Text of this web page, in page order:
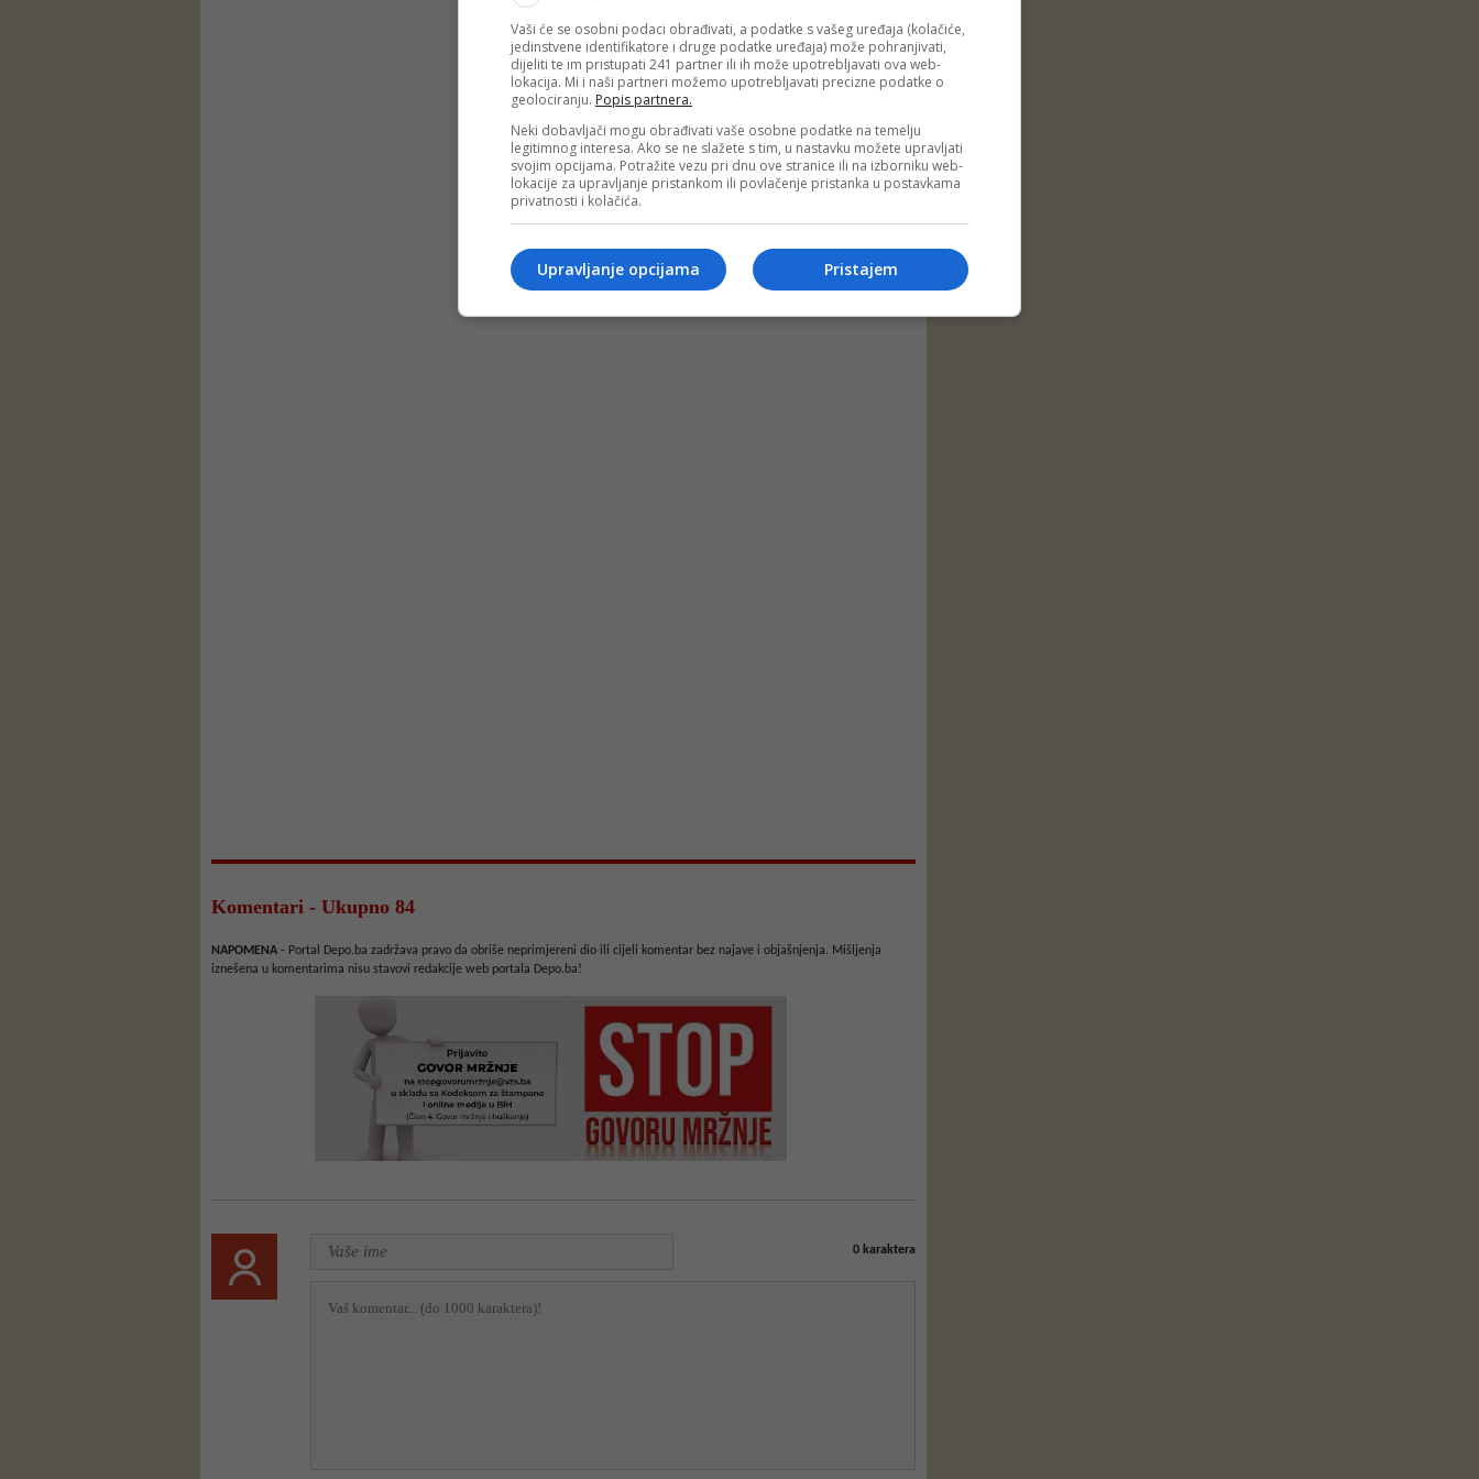
Komentari - Ukupno 84
NAPOMENA - Portal Depo.ba zadržava pravo da obriše neprimjereni dio ili cijeli komentar bez najave i objašnjenja. Mišljenja
iznešena u komentarima nisu stavovi redakcije web portala Depo.ba!
0karaktera
Vaši će se osobni podaci obrađivati, a podatke s vašeg uređaja (kolačiće,
jedinstvene identifikatore i druge podatke uređaja) može pohranjivati,
dijeliti te im pristupati 241 partner ili ih može upotrebljavati ova web-
lokacija. Mi i naši partneri možemo upotrebljavati precizne podatke o
geolociranju. Popis partnera.
Neki dobavljači mogu obrađivati vaše osobne podatke na temelju
legitimnog interesa. Ako se ne slažete s tim, u nastavku možete upravljati
svojim opcijama. Potražite vezu pri dnu ove stranice ili na izborniku web-
lokacije za upravljanje pristankom ili povlačenje pristanka u postavkama
privatnosti i kolačića.
Pristajem
Upravljanje opcijama